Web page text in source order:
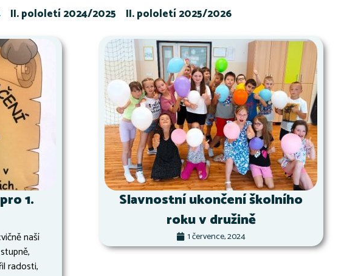
II. pololetí 2024/2025 II. pololetí 2025/2026
1.
naší
radosti,
Slavnostní ukončení školního
roku v družině
1 července, 2024